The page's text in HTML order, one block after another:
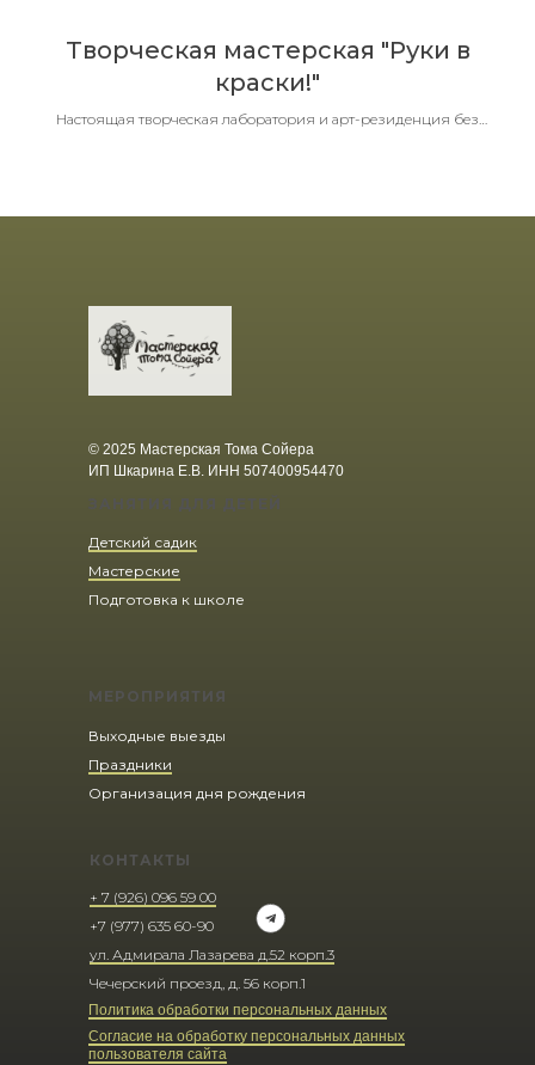
Творческая мастерская "Руки в
краски!"
Настоящая творческая лаборатория и арт-резиденция без
ЗАНЯТИЯ ДЛЯ ДЕТЕЙ
Детский садик
Мастерские
Подготовка к школе
МЕРОПРИЯТИЯ
Выходные выезды
Праздники
Организация дня рождения
КОНТАКТЫ
+ 7 (926) 096 59 00
+7 (977) 635 60-90
ул. Адмирала Лазарева д.52 корп.3
Чечерский проезд, д. 56 корп.1
© 2025 Мастерская Тома Сойера
ИП Шкарина Е.В. ИНН 507400954470
Политика обработки персональных данных
Согласие на обработку персональных данных
пользователя сайта